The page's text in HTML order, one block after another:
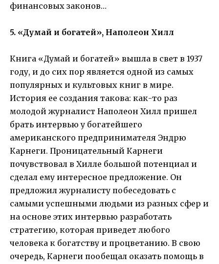
финансовых законов…
5. «Думай и богатей», Наполеон Хилл
Книга «Думай и богатей» вышла в свет в 1937
году, и до сих пор является одной из самых
популярных и культовых книг в мире.
История ее создания такова: как-то раз
молодой журналист Наполеон Хилл пришел
брать интервью у богатейшего
американского предпринимателя Эндрю
Карнеги. Проницательный Карнеги
почувствовал в Хилле большой потенциал и
сделал ему интересное предложение. Он
предложил журналисту побеседовать с
самыми успешными людьми из разных сфер и
на основе этих интервью разработать
стратегию, которая приведет любого
человека к богатству и процветанию. В свою
очередь, Карнеги пообещал оказать помощь в